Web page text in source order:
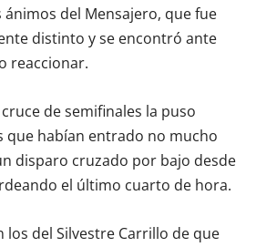
ánimos del Mensajero, que fue
distinto y se encontró ante
reaccionar.
de semifinales la puso
que habían entrado no mucho
disparo cruzado por bajo desde
el último cuarto de hora.
los del Silvestre Carrillo de que